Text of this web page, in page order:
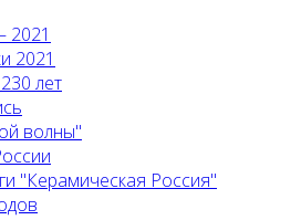
2021
2021
лет
волны"
"Керамическая Россия"